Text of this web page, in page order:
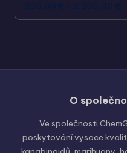
300,00 € - 2.200,00 €
O
Ve společnosti
poskytování vysoce